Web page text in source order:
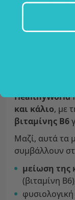
σεμορφή
άρωμα
εύκολη
HealthyWorld
και κάλιο, με
βιταμίνης B6
Μαζί, αυτά τα
συμβάλλουν
μείωση της
(βιταμίνη